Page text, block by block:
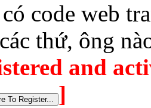
code web
thứ, ông
and
]